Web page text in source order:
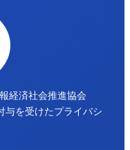
経済社会推進協会
与を受けたプライバシ